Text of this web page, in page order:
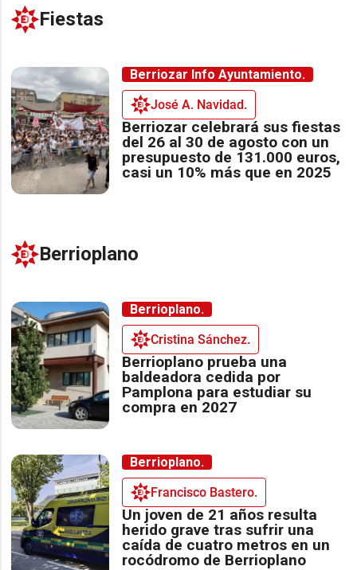
Fiestas
Berriozar Info Ayuntamiento.
José A. Navidad.
Berriozar celebrará sus fiestas
del 26 al 30 de agosto con un
presupuesto de 131.000 euros,
casi un 10% más que en 2025
Berrioplano
Berrioplano.
Cristina Sánchez.
Berrioplano prueba una
baldeadora cedida por
Pamplona para estudiar su
compra en 2027
Berrioplano.
Francisco Bastero.
Un joven de 21 años resulta
herido grave tras sufrir una
caída de cuatro metros en un
rocódromo de Berrioplano